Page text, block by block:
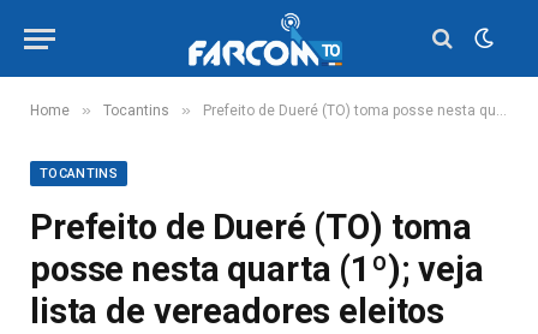
Home » Tocantins » Prefeito de Dueré (TO) toma posse nesta quarta (1º); veja lista de vereadores eleitos
TOCANTINS
Prefeito de Dueré (TO) toma
posse nesta quarta (1º); veja
lista de vereadores eleitos